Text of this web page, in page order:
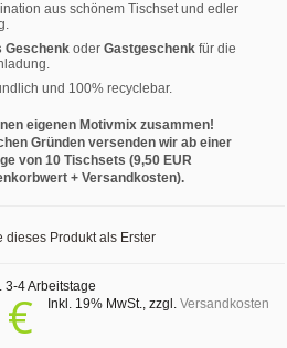
aus schönem Tischset und edler
Geschenk oder Gastgeschenk für die
und 100% recyclebar.
eigenen Motivmix zusammen!
Gründen versenden wir ab einer
von 10 Tischsets (9,50 EUR
+ Versandkosten).
dieses Produkt als Erster
3-4 Arbeitstage
Inkl. 19% MwSt., zzgl. Versandkosten